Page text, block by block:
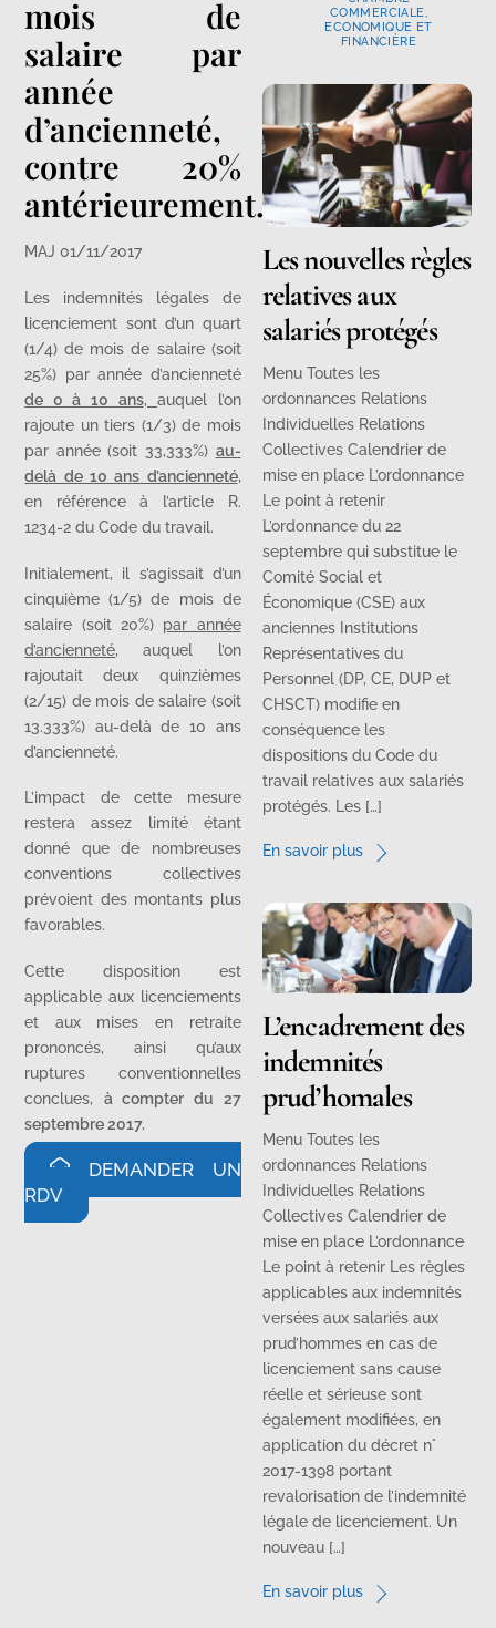
mois de
salaire par
année
d’ancienneté,
contre 20%
antérieurement.
MAJ 01/11/2017
Les indemnités légales de
licenciement sont d’un quart
(1/4) de mois de salaire (soit
25%) par année d’ancienneté
de 0 à 10 ans,auquel l’on
rajoute un tiers (1/3) de mois
par année (soit 33,333%) au-
delà de 10 ans d’ancienneté,
en référence à l’article R.
1234-2 du Code du travail.
Initialement, il s’agissait d’un
cinquième (1/5) de mois de
salaire (soit 20%) par année
d’ancienneté, auquel l’on
rajoutait deux quinzièmes
(2/15) de mois de salaire (soit
13.333%) au-delà de 10 ans
d’ancienneté.
L’impact de cette mesure
restera assez limité étant
donné que de nombreuses
conventions collectives
prévoient des montants plus
favorables.
Cette disposition est
applicable aux licenciements
et aux mises en retraite
prononcés, ainsi qu’aux
ruptures conventionnelles
conclues, à compter du 27
septembre 2017.
DEMANDER UN
RDV
COMMERCIALE,
ECONOMIQUE ET
FINANCIÈRE
Les nouvelles règles
relatives aux
salariés protégés
Menu Toutes les
ordonnances Relations
Individuelles Relations
Collectives Calendrier de
mise en place L’ordonnance
Le point à retenir
L’ordonnance du 22
septembre qui substitue le
Comité Social et
Économique (CSE) aux
anciennes Institutions
Représentatives du
Personnel (DP, CE, DUP et
CHSCT) modifie en
conséquence les
dispositions du Code du
travail relatives aux salariés
protégés. Les […]
En savoir plus
L’encadrement des
indemnités
prud’homales
Menu Toutes les
ordonnances Relations
Individuelles Relations
Collectives Calendrier de
mise en place L’ordonnance
Le point à retenir Les règles
applicables aux indemnités
versées aux salariés aux
prud’hommes en cas de
licenciement sans cause
réelle et sérieuse sont
également modifiées, en
application du décret n°
2017-1398 portant
revalorisation de l’indemnité
légale de licenciement. Un
nouveau […]
En savoir plus